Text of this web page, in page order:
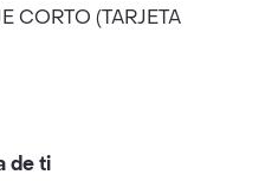
CORTO (TARJETA
de ti